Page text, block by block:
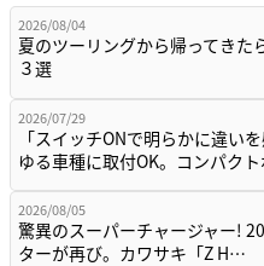
2026/08/04
夏のツーリングから帰ってきた
３選
2026/07/29
「スイッチONで明らかに違い
ゆる車種に取付OK。コンパク
2026/08/05
驚異のスーパーチャージャー!
ターが再び。カワサキ「Z H…